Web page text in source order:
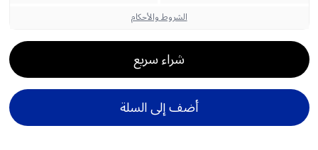
الشروط والأحكام
شراء سريع
أضف إلى السلة